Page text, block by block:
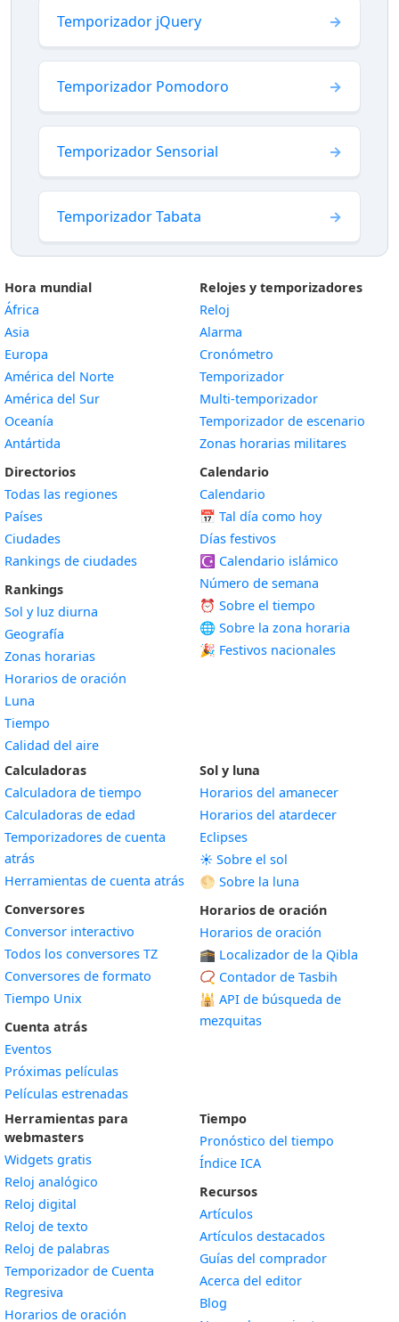
Temporizador jQuery
Temporizador Pomodoro
Temporizador Sensorial
Temporizador Tabata
Hora mundial
África
Asia
Europa
América del Norte
América del Sur
Oceanía
Antártida
Directorios
Todas las regiones
Países
Ciudades
Rankings de ciudades
Rankings
Sol y luz diurna
Geografía
Zonas horarias
Horarios de oración
Luna
Tiempo
Calidad del aire
Relojes y temporizadores
Reloj
Alarma
Cronómetro
Temporizador
Multi-temporizador
Temporizador de escenario
Zonas horarias militares
Calendario
Calendario
📅 Tal día como hoy
Días festivos
☪️ Calendario islámico
Número de semana
⏰ Sobre el tiempo
🌐 Sobre la zona horaria
🎉 Festivos nacionales
Calculadoras
Calculadora de tiempo
Calculadoras de edad
Temporizadores de cuenta
atrás
Herramientas de cuenta atrás
Conversores
Conversor interactivo
Todos los conversores TZ
Conversores de formato
Tiempo Unix
Cuenta atrás
Eventos
Próximas películas
Películas estrenadas
Sol y luna
Horarios del amanecer
Horarios del atardecer
Eclipses
☀️ Sobre el sol
🌕 Sobre la luna
Horarios de oración
Horarios de oración
🕋 Localizador de la Qibla
📿 Contador de Tasbih
🕌 API de búsqueda de
mezquitas
Herramientas para
webmasters
Widgets gratis
Reloj analógico
Reloj digital
Reloj de texto
Reloj de palabras
Temporizador de Cuenta
Regresiva
Horarios de oración
Tiempo
Pronóstico del tiempo
Índice ICA
Recursos
Artículos
Artículos destacados
Guías del comprador
Acerca del editor
Blog